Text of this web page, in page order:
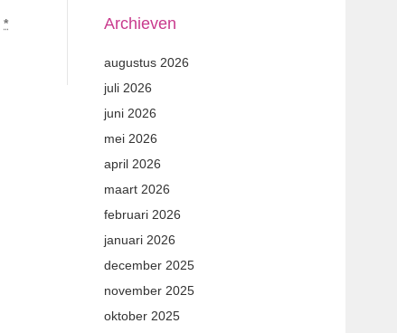
* Archieven
augustus 2026
juli 2026
juni 2026
mei 2026
april 2026
maart 2026
februari 2026
januari 2026
december 2025
november 2025
oktober 2025